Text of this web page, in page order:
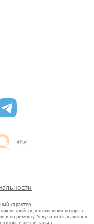
характер.
устройств, в отношении которых
по ремонту. Услуги оказываются в